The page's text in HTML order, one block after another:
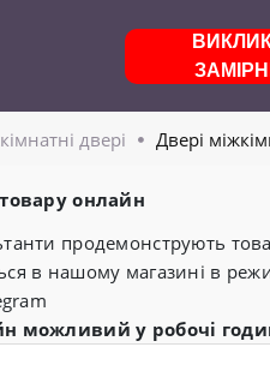
двері Двері
онлайн
продемонструють
в нашому магазині в
можливий у робочі